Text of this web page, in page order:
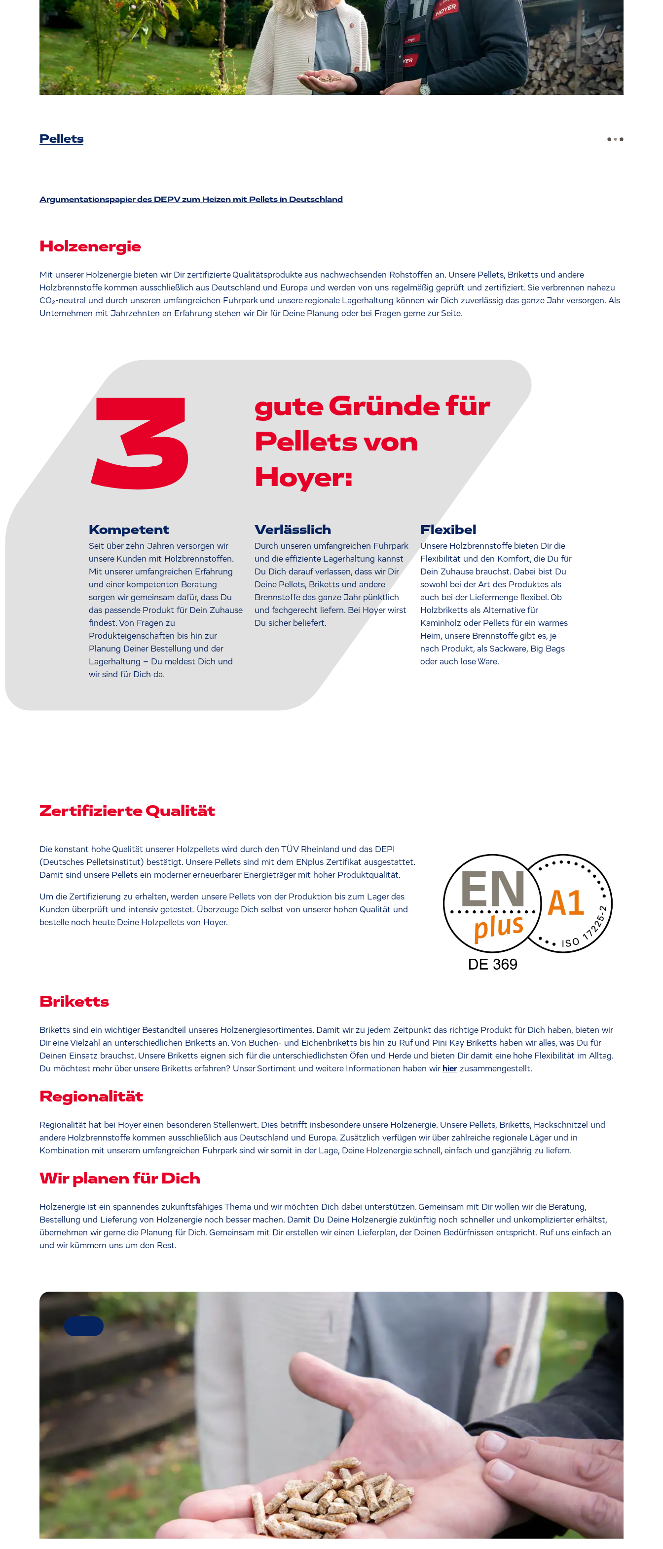
Pellets
Argumentationspapier des DEPV zum Heizen mit Pellets in Deutschland
Holzenergie
Mit unserer Holzenergie bieten wir Dir zertifizierte Qualitätsprodukte aus nachwachsenden Rohstoffen an. Unsere Pellets, Briketts und andere
Holzbrennstoffe kommen ausschließlich aus Deutschland und Europa und werden von uns regelmäßig geprüft und zertifiziert. Sie verbrennen nahezu
CO₂-neutral und durch unseren umfangreichen Fuhrpark und unsere regionale Lagerhaltung können wir Dich zuverlässig das ganze Jahr versorgen. Als
Unternehmen mit Jahrzehnten an Erfahrung stehen wir Dir für Deine Planung oder bei Fragen gerne zur Seite.
3
gute Gründe für
Pellets von
Hoyer:
Kompetent
Seit über zehn Jahren versorgen wir
unsere Kunden mit Holzbrennstoffen.
Mit unserer umfangreichen Erfahrung
und einer kompetenten Beratung
sorgen wir gemeinsam dafür, dass Du
das passende Produkt für Dein Zuhause
findest. Von Fragen zu
Produkteigenschaften bis hin zur
Planung Deiner Bestellung und der
Lagerhaltung – Du meldest Dich und
wir sind für Dich da.
Verlässlich
Durch unseren umfangreichen Fuhrpark
und die effiziente Lagerhaltung kannst
Du Dich darauf verlassen, dass wir Dir
Deine Pellets, Briketts und andere
Brennstoffe das ganze Jahr pünktlich
und fachgerecht liefern. Bei Hoyer wirst
Du sicher beliefert.
Flexibel
Unsere Holzbrennstoffe bieten Dir die
Flexibilität und den Komfort, die Du für
Dein Zuhause brauchst. Dabei bist Du
sowohl bei der Art des Produktes als
auch bei der Liefermenge flexibel. Ob
Holzbriketts als Alternative für
Kaminholz oder Pellets für ein warmes
Heim, unsere Brennstoffe gibt es, je
nach Produkt, als Sackware, Big Bags
oder auch lose Ware.
Zertifizierte Qualität
Die konstant hohe Qualität unserer Holzpellets wird durch den TÜV Rheinland und das DEPI
(Deutsches Pelletsinstitut) bestätigt. Unsere Pellets sind mit dem ENplus Zertifikat ausgestattet.
Damit sind unsere Pellets ein moderner erneuerbarer Energieträger mit hoher Produktqualität.
Um die Zertifizierung zu erhalten, werden unsere Pellets von der Produktion bis zum Lager des
Kunden überprüft und intensiv getestet. Überzeuge Dich selbst von unserer hohen Qualität und
bestelle noch heute Deine Holzpellets von Hoyer.
Briketts
Briketts sind ein wichtiger Bestandteil unseres Holzenergiesortimentes. Damit wir zu jedem Zeitpunkt das richtige Produkt für Dich haben, bieten wir
Dir eine Vielzahl an unterschiedlichen Briketts an. Von Buchen- und Eichenbriketts bis hin zu Ruf und Pini Kay Briketts haben wir alles, was Du für
Deinen Einsatz brauchst. Unsere Briketts eignen sich für die unterschiedlichsten Öfen und Herde und bieten Dir damit eine hohe Flexibilität im Alltag.
Du möchtest mehr über unsere Briketts erfahren? Unser Sortiment und weitere Informationen haben wir hier zusammengestellt.
Regionalität
Regionalität hat bei Hoyer einen besonderen Stellenwert. Dies betrifft insbesondere unsere Holzenergie. Unsere Pellets, Briketts, Hackschnitzel und
andere Holzbrennstoffe kommen ausschließlich aus Deutschland und Europa. Zusätzlich verfügen wir über zahlreiche regionale Läger und in
Kombination mit unserem umfangreichen Fuhrpark sind wir somit in der Lage, Deine Holzenergie schnell, einfach und ganzjährig zu liefern.
Wir planen für Dich
Holzenergie ist ein spannendes zukunftsfähiges Thema und wir möchten Dich dabei unterstützen. Gemeinsam mit Dir wollen wir die Beratung,
Bestellung und Lieferung von Holzenergie noch besser machen. Damit Du Deine Holzenergie zukünftig noch schneller und unkomplizierter erhältst,
übernehmen wir gerne die Planung für Dich. Gemeinsam mit Dir erstellen wir einen Lieferplan, der Deinen Bedürfnissen entspricht. Ruf uns einfach an
und wir kümmern uns um den Rest.